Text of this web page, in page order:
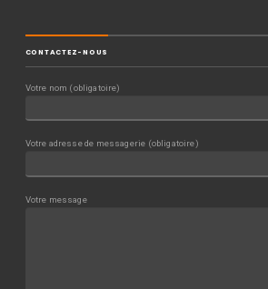
CONTACTEZ-NOUS
Votre nom (obligatoire)
Votre adresse de messagerie (obligatoire)
Votre message